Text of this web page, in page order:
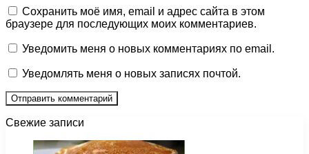
Сохранить моё имя, email и адрес сайта в этом
браузере для последующих моих комментариев.
Уведомить меня о новых комментариях по email.
Уведомлять меня о новых записях почтой.
Свежие записи